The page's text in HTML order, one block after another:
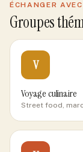
ÉCHANGER
Groupes
V
Voyage culinaire
Street food,